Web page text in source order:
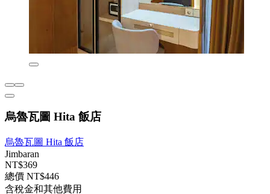
烏魯瓦圖 Hita 飯店
烏魯瓦圖 Hita 飯店
Jimbaran
NT$369
總價 NT$446
含稅金和其他費用